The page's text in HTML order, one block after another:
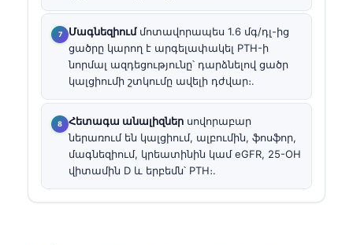
Մագնեզիումմոտավորապես 1.6 մգ/դլ-ից
ցածրը կարող է արգելափակել PTH-ի
նորմալ ազդեցությունը՝ դարձնելով ցածր
կալցիումի շտկումը ավելի դժվար։.
Հետագա անալիզներ սովորաբար
ներառում են կալցիում, ալբումին, ֆոսֆոր,
մագնեզիում, կրեատինին կամ eGFR, 25-OH
վիտամին D և երբեմն՝ PTH։.